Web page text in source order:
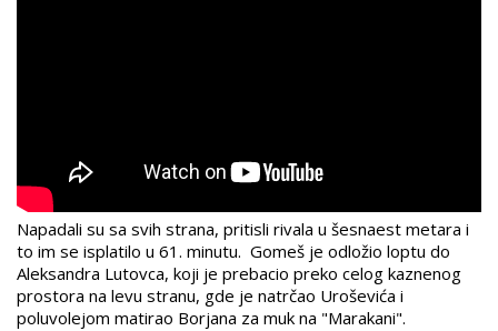
Napadali su sa svih strana, pritisli rivala u šesnaest metara i
to im se isplatilo u 61. minutu. Gomeš je odložio loptu do
Aleksandra Lutovca, koji je prebacio preko celog kaznenog
prostora na levu stranu, gde je natrčao Uroševića i
poluvolejom matirao Borjana za muk na "Marakani".